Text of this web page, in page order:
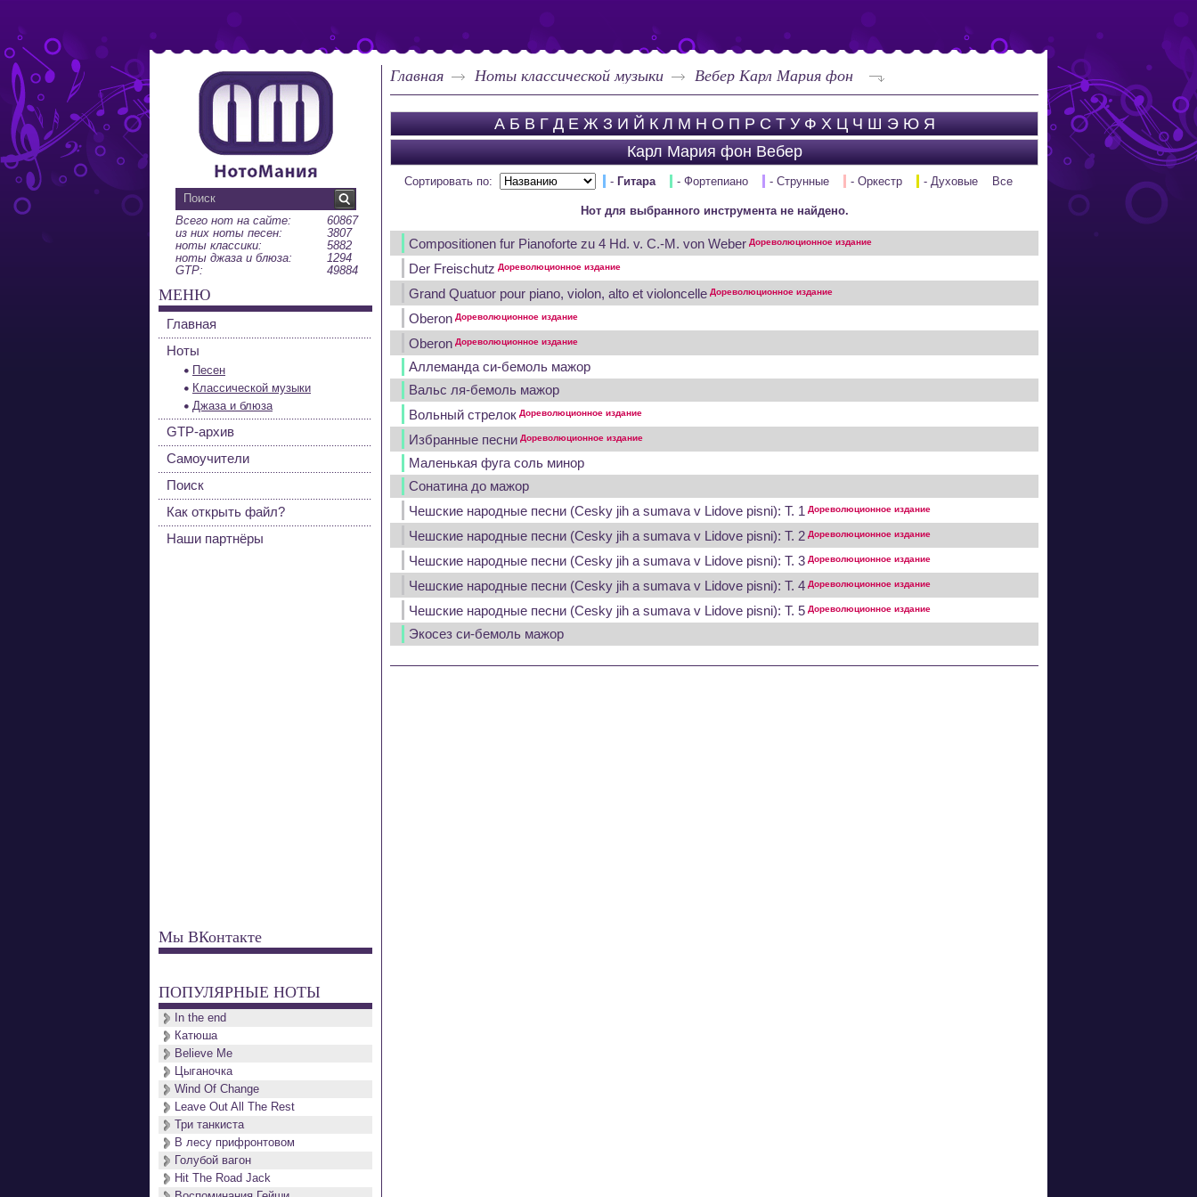
Главная Ноты классической музыки Вебер Карл Мария фон
А Б В Г Д Е Ж З И Й К Л М Н О П Р С Т У Ф Х Ц Ч Ш Э Ю Я
Карл Мария фон Вебер
Сортировать по: - Гитара - Фортепиано - Струнные - Оркестр - Духовые Все
Нот для выбранного инструмента не найдено.
Compositionen fur Pianoforte zu 4 Hd. v. C.-M. von Weber Дореволюционное издание
Der Freischutz Дореволюционное издание
Grand Quatuor pour piano, violon, alto et violoncelle Дореволюционное издание
Oberon Дореволюционное издание
Oberon Дореволюционное издание
Аллеманда си-бемоль мажор
Вальс ля-бемоль мажор
Вольный стрелок Дореволюционное издание
Избранные песни Дореволюционное издание
Маленькая фуга соль минор
Сонатина до мажор
Чешские народные песни (Cesky jih a sumava v Lidove pisni): Т. 1 Дореволюционное издание
Чешские народные песни (Cesky jih a sumava v Lidove pisni): Т. 2 Дореволюционное издание
Чешские народные песни (Cesky jih a sumava v Lidove pisni): Т. 3 Дореволюционное издание
Чешские народные песни (Cesky jih a sumava v Lidove pisni): Т. 4 Дореволюционное издание
Чешские народные песни (Cesky jih a sumava v Lidove pisni): Т. 5 Дореволюционное издание
Экосез си-бемоль мажор
Всего нот на сайте:
60867
из них ноты песен:
3807
ноты классики:
5882
ноты джаза и блюза:
1294
GTP:
49884
МЕНЮ
Главная
Ноты
Песен
Классической музыки
Джаза и блюза
GTP-архив
Самоучители
Поиск
Как открыть файл?
Наши партнёры
Мы ВКонтакте
ПОПУЛЯРНЫЕ НОТЫ
In the end
Катюша
Believe Me
Цыганочка
Wind Of Change
Leave Out All The Rest
Три танкиста
В лесу прифронтовом
Голубой вагон
Hit The Road Jack